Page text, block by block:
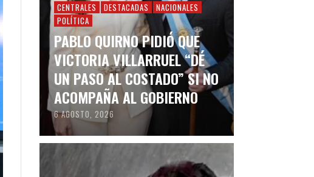
CENTRALES DESTACADAS
NACIONALES
POLÍTICA
PABLO QUIRNO PIDIÓ QUE
VICTORIA VILLARRUEL “DÉ
UN PASO AL COSTADO” SI NO
ACOMPAÑA AL GOBIERNO
6 AGOSTO, 2026